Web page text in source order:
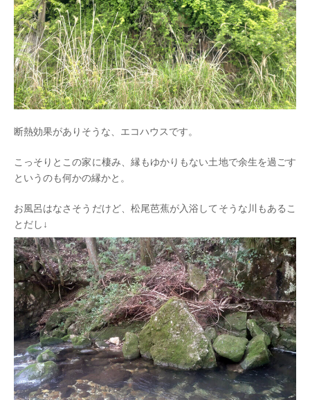
断熱効果がありそうな、エコハウスです。
こっそりとこの家に棲み、縁もゆかりもない土地で余生を過ごす
というのも何かの縁かと。
お風呂はなさそうだけど、松尾芭蕉が入浴してそうな川もあるこ
とだし↓